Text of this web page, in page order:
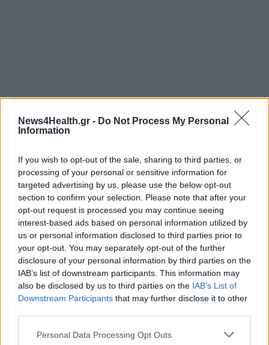
News4Health.gr - Do Not Process My Personal
Information
If you wish to opt-out of the sale, sharing to third parties, or
processing of your personal or sensitive information for
targeted advertising by us, please use the below opt-out
section to confirm your selection. Please note that after your
opt-out request is processed you may continue seeing
interest-based ads based on personal information utilized by
us or personal information disclosed to third parties prior to
your opt-out. You may separately opt-out of the further
disclosure of your personal information by third parties on the
IAB’s list of downstream participants. This information may
also be disclosed by us to third parties on the IAB’s List of
Downstream Participants that may further disclose it to other
Personal Data Processing Opt Outs